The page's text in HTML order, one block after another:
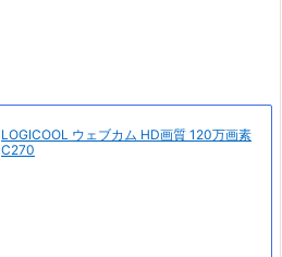
LOGICOOL ウェブカム HD画質 120万画素
C270